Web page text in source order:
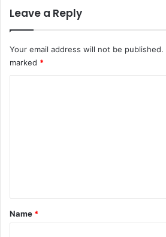
Leave a Reply
Your email address will not be published.
marked *
*
Name *